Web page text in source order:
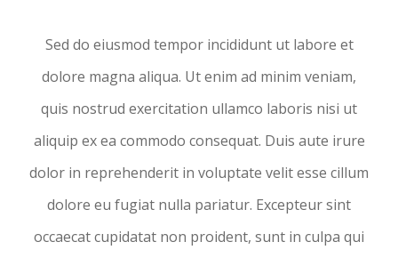
Sed do eiusmod tempor incididunt ut labore et
dolore magna aliqua. Ut enim ad minim veniam,
quis nostrud exercitation ullamco laboris nisi ut
aliquip ex ea commodo consequat. Duis aute irure
dolor in reprehenderit in voluptate velit esse cillum
dolore eu fugiat nulla pariatur. Excepteur sint
occaecat cupidatat non proident, sunt in culpa qui